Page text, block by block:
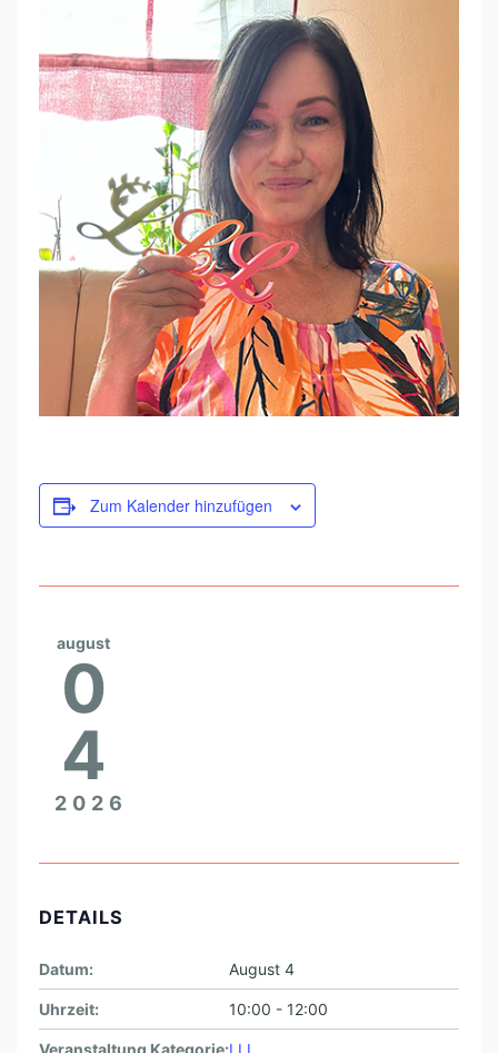
A
U
T
R
E
E
B
N
N
A
H
E
N
B
Zum Kalender hinzufügen
august
0
4
2026
DETAILS
Datum: August 4
Uhrzeit: 10:00 - 12:00
Veranstaltung Kategorie:LLL